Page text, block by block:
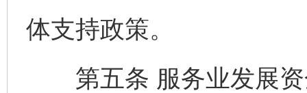
体支持政策。
第五条 服务业发展资